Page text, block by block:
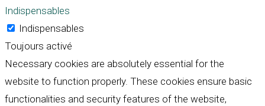
Indispensables
Indispensables
Toujours activé
Necessary cookies are absolutely essential for the
website to function properly. These cookies ensure basic
functionalities and security features of the website,